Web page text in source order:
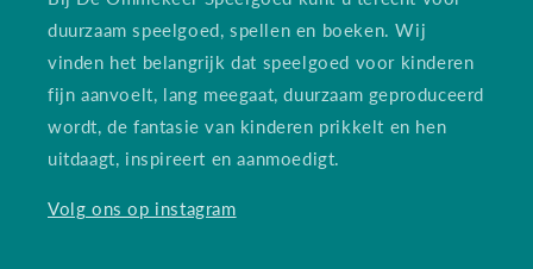
duurzaam speelgoed, spellen en boeken. Wij
vinden het belangrijk dat speelgoed voor kinderen
fijn aanvoelt, lang meegaat, duurzaam geproduceerd
wordt, de fantasie van kinderen prikkelt en hen
uitdaagt, inspireert en aanmoedigt.
Volg ons op instagram